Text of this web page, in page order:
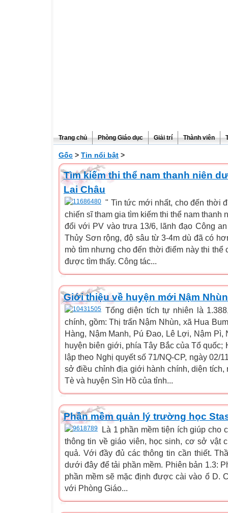
Trang chủ Phòng Giáo dục Giải trí Thành viên
Gốc > Tin nổi bật >
Tìm kiếm thi thể nam thanh niên
Lai Châu
" Tin tức mới nhất, cho đến thời
chiến sĩ tham gia tìm kiếm thi thể nam thanh
đổi với PV vào trưa 13/6, lãnh đạo Công
Thủy Sơn rộng, độ sâu từ 3-4m dù đã có
mò tìm nhưng cho đến thời điểm này thi thể
được tìm thấy. Công tác...
Giới thiệu về huyện mới Nậm Nhùn
Tổng diện tích tự nhiên là
chính, gồm: Thị trấn Nậm Nhùn, xã Hua
Hàng, Nậm Manh, Pú Đao, Lê Lợi, Nậm Pì,
huyện biên giới, phía Tây Bắc của Tổ
lập theo Nghị quyết số 71/NQ-CP, ngày 02/
sở điều chỉnh địa giới hành chính, diện
Tè và huyện Sìn Hồ của tỉnh...
Phần mềm quản lý trường học
Là 1 phần mềm tiện ích giúp cho
thông tin về giáo viên, học sinh, cơ sở vật
quả. Với đầy đủ các thông tin cần thiết.
dưới đây để tải phần mềm. Phiên bản 1.3:
phần mềm sẽ mặc định được cài vào ổ D.
với Phòng Giáo...